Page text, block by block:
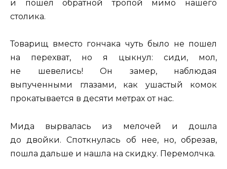
и пошел обратной тропой мимо нашего
столика.
Товарищ вместо гончака чуть было не пошел
на перехват, но я цыкнул: сиди, мол,
не шевелись! Он замер, наблюдая
выпученными глазами, как ушастый комок
прокатывается в десяти метрах от нас.
Мида вырвалась из мелочей и дошла
до двойки. Споткнулась об нее, но, обрезав,
пошла дальше и нашла на скидку. Перемолчка.